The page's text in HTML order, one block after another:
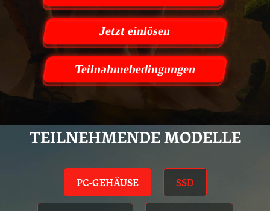
Jetzt einlösen
Teilnahmebedingungen
TEILNEHMENDE MODELLE
PC-GEHÄUSE SSD